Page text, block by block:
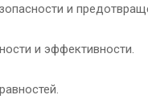
и
и эффективности.